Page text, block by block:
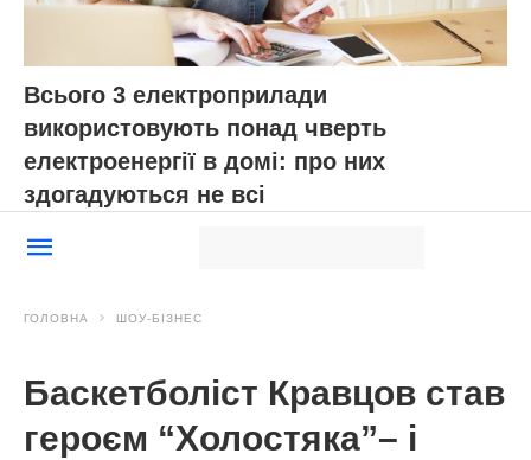
Всього 3 електроприлади
використовують понад чверть
електроенергії в домі: про них
здогадуються не всі